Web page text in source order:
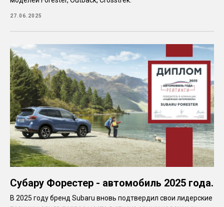
27.06.2025
Субару Форестер - автомобиль 2025 года.
В 2025 году бренд Subaru вновь подтвердил свои лидерские